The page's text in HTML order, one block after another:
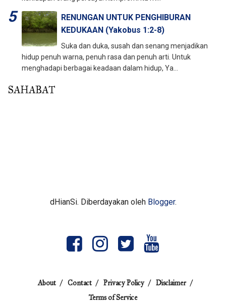
RENUNGAN UNTUK PENGHIBURAN
KEDUKAAN (Yakobus 1:2-8)
Suka dan duka, susah dan senang menjadikan
hidup penuh warna, penuh rasa dan penuh arti. Untuk
menghadapi berbagai keadaan dalam hidup, Ya...
SAHABAT
dHianSi. Diberdayakan oleh Blogger.
About Contact Privacy Policy
Disclaimer
Terms of Service